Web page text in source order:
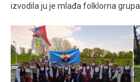
izvodila ju je mlađa folklorna grupa.